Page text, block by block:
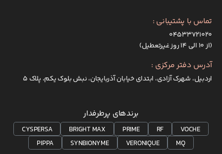
تماس با پشتیبانی :
۰۴۵۳۳۷۲۱۰۲۰
(از ۱۰ الی ۱۴ روز غیرتعطیل)
آدرس دفتر مرکزی :
اردبیل، شهرک آزادی، ابتدای خیابان آذربایجان، نبش بلوک یکم، پلاک 5
برندهای پرطرفدار
VOCHE
RF
PRIME
BRIGHT MAX
CYSPERSA
MQ
VERONIQUE
SYNBIONYME
PIPPA